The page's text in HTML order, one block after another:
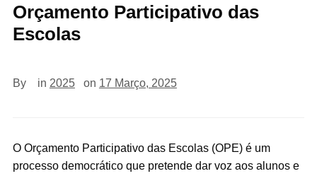
Orçamento Participativo das
Escolas
By in 2025 on 17 Março, 2025
O Orçamento Participativo das Escolas (OPE) é um
processo democrático que pretende dar voz aos alunos e